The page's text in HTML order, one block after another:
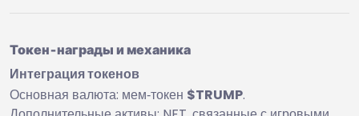
Токен‑награды и механика
Интеграция токенов
Основная валюта: мем‑токен $TRUMP.